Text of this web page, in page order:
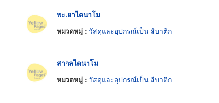
พะเยาไดนาโม
หมวดหมู่ : วัสดุและอุปกรณ์เป็น สีบาติก
สากลไดนาโม
หมวดหมู่ : วัสดุและอุปกรณ์เป็น สีบาติก